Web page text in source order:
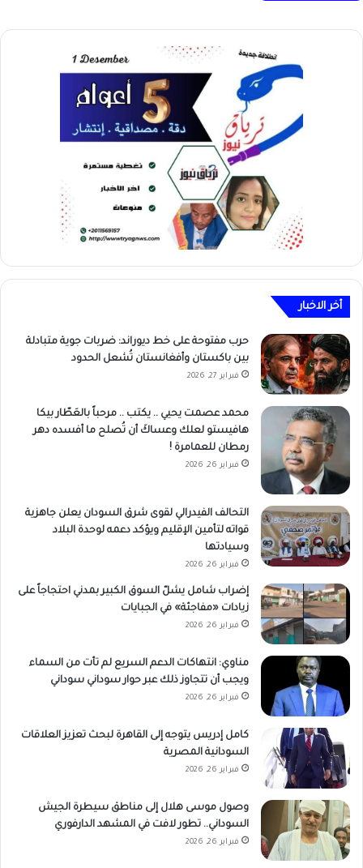
أخر الاخبار
حرب مفتوحة على خط ديوراند: ضربات جوية متبادلة
بين باكستان وأفغانستان تُشعل الحدود
فبراير 27, 2026
محمد عصمت يحيي .. يكتب .. مرحباً بالعَطّار بيكا
هافيستو لعلك وعساكَ أن تُصلح ما أفسده دهر
رمطان للعمامرة !
فبراير 26, 2026
التحالف الفيدرالي لقوى شرق السودان يعلن جاهزية
قواته لتأمين الإقليم ويؤكد دعمه لوحدة البلاد
وسيادتها
فبراير 26, 2026
إضراب شامل يشلّ السوق الكبير بمدني احتجاجاً على
زيادات «مفاجئة» في الجبايات
فبراير 26, 2026
مناوي: انتهاكات الدعم السريع لم تأت من السماء
ويجب أن تتجاوز ذلك عبر حوار سوداني سوداني
فبراير 26, 2026
كامل إدريس يتوجه إلى القاهرة لبحث تعزيز العلاقات
السودانية المصرية
فبراير 26, 2026
وصول موسى هلال إلى مناطق سيطرة الجيش
السوداني.. تطور لافت في المشهد الدارفوري
فبراير 26, 2026